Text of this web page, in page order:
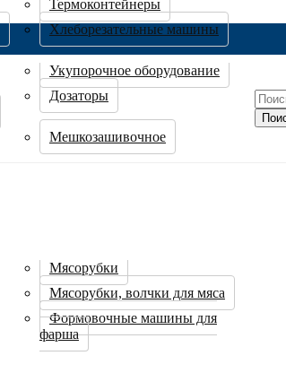
Термоконтейнеры
Хлеборезательные машины
Укупорочное оборудование
Дозаторы
Мешкозашивочное
Мясорубки
Мясорубки, волчки для мяса
Формовочные машины для
фарша